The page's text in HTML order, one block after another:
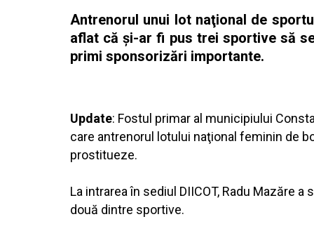
Antrenorul unui lot naţional de
aflat că şi-ar fi pus trei sportive să
primi sponsorizări importante.
Update: Fostul primar al municipiului
care antrenorul lotului naţional feminin de
prostitueze.
La intrarea în sediul DIICOT, Radu Mazăre
două dintre sportive.